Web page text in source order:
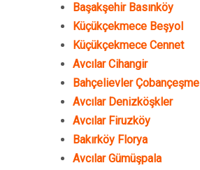
Başakşehir Basınköy
Küçükçekmece Beşyol
Küçükçekmece Cennet
Avcılar Cihangir
Bahçelievler Çobançeşme
Avcılar Denizköşkler
Avcılar Firuzköy
Bakırköy Florya
Avcılar Gümüşpala